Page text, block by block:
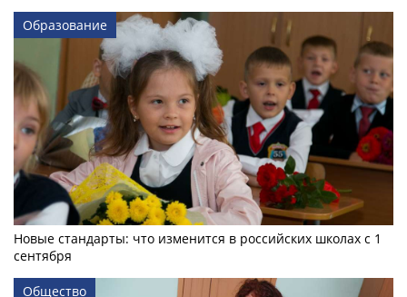
Образование
Новые стандарты: что изменится в российских школах с 1
сентября
Общество